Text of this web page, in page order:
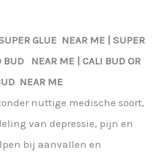
GLUE NEAR ME | SUPER
BUD NEAR ME | CALI BUD OR
NEAR ME
nuttige medische soort,
van depressie, pijn en
bij aanvallen en